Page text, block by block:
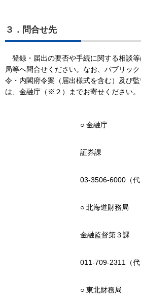
３．問合せ先
登録・届出の要否や手続に関する相談
局等へ問合せください。なお、パブリッ
令・内閣府令案（届出様式を含む）及び
は、金融庁（※２）までお寄せください。
○ 金融庁
証券課
03-3506-6000（代
○ 北海道財務局
金融監督第３課
011-709-2311（代
○ 東北財務局